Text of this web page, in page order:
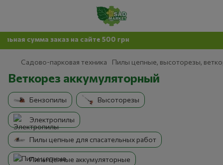
заказ на сайте 500 грн
Садово-парковая техника Пилы цепные, высоторезы,
Веткорез аккумуляторный
Бензопилы Высоторезы
Электропилы
Пилы цепные для спасательных работ
Пилы цепные аккумуляторные